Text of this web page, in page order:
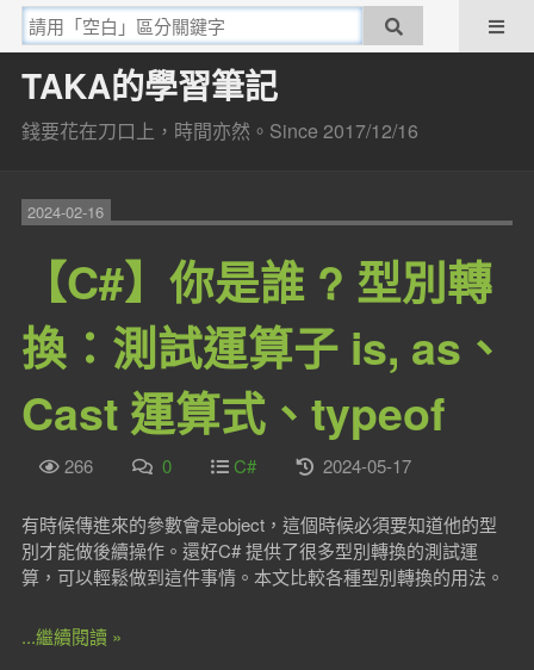
TAKA的學習筆記
錢要花在刀口上，時間亦然。Since 2017/12/16
2024-02-16
【C#】你是誰 ? 型別轉
換：測試運算子 is, as、
Cast 運算式、typeof
266 0 C# 2024-05-17
有時候傳進來的參數會是object，這個時候必須要知道他的型
別才能做後續操作。還好C# 提供了很多型別轉換的測試運
算，可以輕鬆做到這件事情。本文比較各種型別轉換的用法。
...繼續閱讀 »